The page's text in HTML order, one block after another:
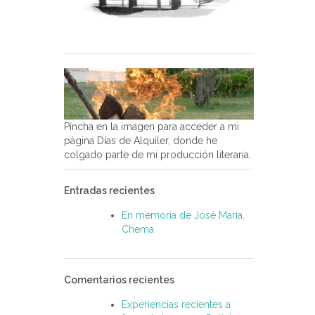
Pincha en la imagen para acceder a mi
página Días de Alquiler, donde he
colgado parte de mi producción literaria.
Entradas recientes
En memoria de José María,
Chema
Comentarios recientes
Experiencias recientes a